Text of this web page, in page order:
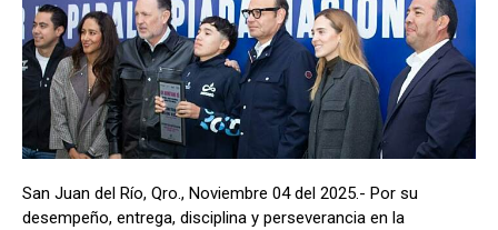
San Juan del Río, Qro., Noviembre 04 del 2025.- Por su
desempeño, entrega, disciplina y perseverancia en la